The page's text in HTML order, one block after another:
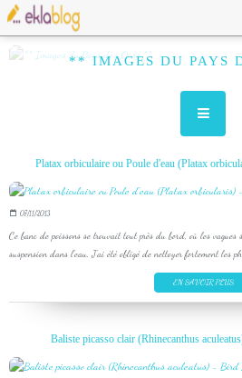
** IMAGES DU PAYS
Platax orbiculaire ou Poule d'eau (Platax
07/11/2013
Ce banc de poissons se trouvait tout près du bord, où les vagues
suspension dans l'eau, J'ai été obligé de nettoyer fortement les
EN SAVOIR PLUS
Baliste picasso clair (Rhinecanthus